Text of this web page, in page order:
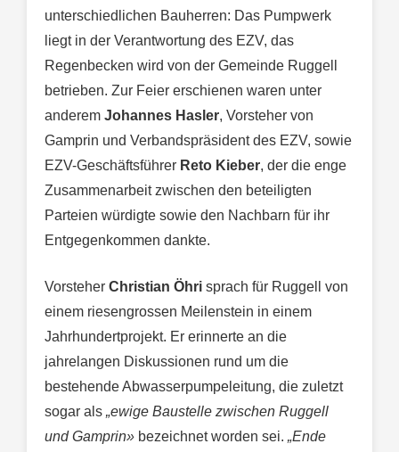
unterschiedlichen Bauherren: Das Pumpwerk
liegt in der Verantwortung des EZV, das
Regenbecken wird von der Gemeinde Ruggell
betrieben. Zur Feier erschienen waren unter
anderem Johannes Hasler, Vorsteher von
Gamprin und Verbandspräsident des EZV, sowie
EZV-Geschäftsführer Reto Kieber, der die enge
Zusammenarbeit zwischen den beteiligten
Parteien würdigte sowie den Nachbarn für ihr
Entgegenkommen dankte.
Vorsteher Christian Öhri sprach für Ruggell von
einem riesengrossen Meilenstein in einem
Jahrhundertprojekt. Er erinnerte an die
jahrelangen Diskussionen rund um die
bestehende Abwasserpumpeleitung, die zuletzt
sogar als „ewige Baustelle zwischen Ruggell
und Gamprin» bezeichnet worden sei. „Ende